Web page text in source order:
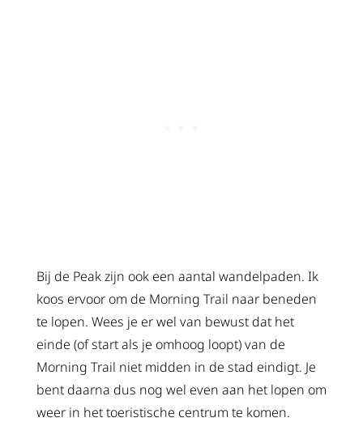
Bij de Peak zijn ook een aantal wandelpaden. Ik
koos ervoor om de Morning Trail naar beneden
te lopen. Wees je er wel van bewust dat het
einde (of start als je omhoog loopt) van de
Morning Trail niet midden in de stad eindigt. Je
bent daarna dus nog wel even aan het lopen om
weer in het toeristische centrum te komen.